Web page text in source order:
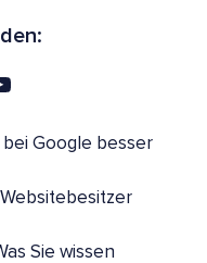
bei Google besser
Sie wissen